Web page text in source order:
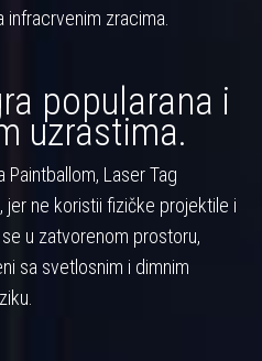
zracima.
popularana i
uzrastima.
Laser Tag
jer ne koristii fizičke projektile i
u zatvorenom prostoru,
sa svetlosnim i dimnim